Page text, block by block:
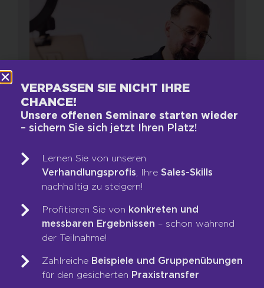
Allgemein
VERBINDLICHE
VERKAUFSGESPRÄCHE:
AKQUIRIEREN SIE IMMER EINEN
KUNDEN MEHR ALS NÖTIG!
Kennen Sie den? Ein Verkäufer kommt zum
Kunden, das Gespräch läuft prima, das
VERPASSEN SIE NICHT IHRE
CHANCE!
Unsere offenen Seminare starten wieder
– sichern Sie sich jetzt Ihren Platz!
Lernen Sie von unseren
Verhandlungsprofis, IhreSales-Skills
nachhaltig zu steigern!
Profitieren Sie von konkreten und
messbaren Ergebnissen – schon während
der Teilnahme!
Zahlreiche Beispiele und Gruppenübungen
für den gesicherten Praxistransfer